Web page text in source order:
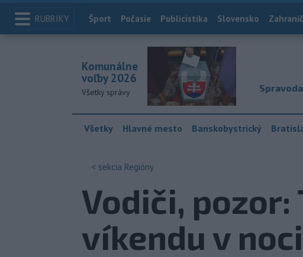
RUBRIKY Index
Šport Počasie Publicistika Slovensko
Komunálne
voľby 2026
Všetky správy
Všetky Hlavné mesto Banskobystrický
< sekcia Regióny
Vodiči, pozor:
víkendu v